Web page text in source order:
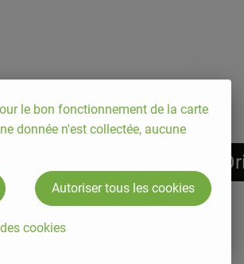
le bon fonctionnement de la carte
donnée n'est collectée, aucune
cookies
Autoriser tous les cookies